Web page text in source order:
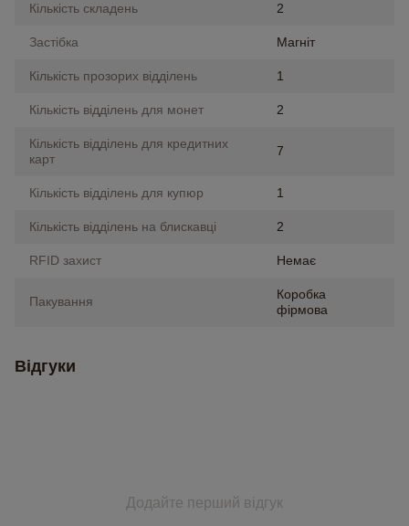
Кількість складень 2
Застібка Магніт
Кількість прозорих відділень 1
Кількість відділень для монет 2
Кількість відділень для кредитних
карт
7
Кількість відділень для купюр 1
Кількість відділень на блискавці 2
RFID захист Немає
Пакування
Коробка
фірмова
Відгуки
Додайте перший відгук